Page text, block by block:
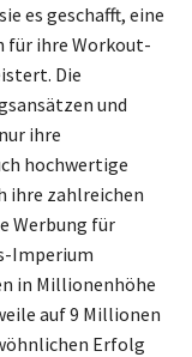
es geschafft, eine
für ihre Workout-
Die
und
ihre
hochwertige
ihre zahlreichen
Werbung für
Imperium
in Millionenhöhe
auf 9 Millionen
Erfolg